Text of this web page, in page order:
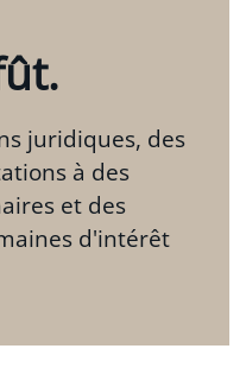
juridiques, des
à des
et des
d'intérêt